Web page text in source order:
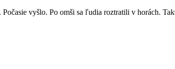
vyšlo. Po omši sa ľudia roztratili v horách.